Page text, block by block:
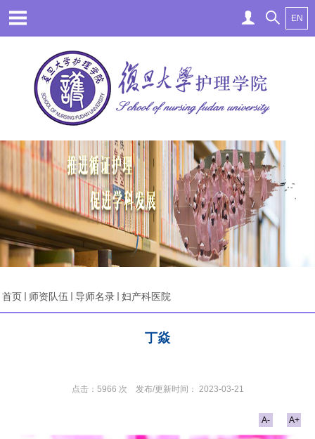
EN
首页 师资队伍 导师名录 妇产科医院
丁焱
点击： 5966 次 发布/更新时间： 2023-03-21
A+
A-